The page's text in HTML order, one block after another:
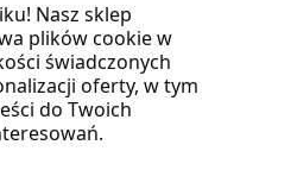
Nasz sklep
plików cookie w
świadczonych
oferty, w tym
do Twoich